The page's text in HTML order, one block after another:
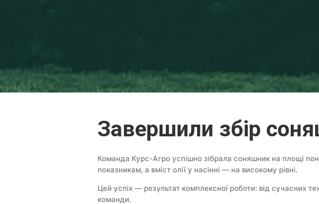
Завершили збір
Команда Курс-Агро успішно зібрала соняшник на площі
показникам, а вміст олії у насінні — на високому рівні.
Цей успіх — результат комплексної роботи: від сучасних
команди.